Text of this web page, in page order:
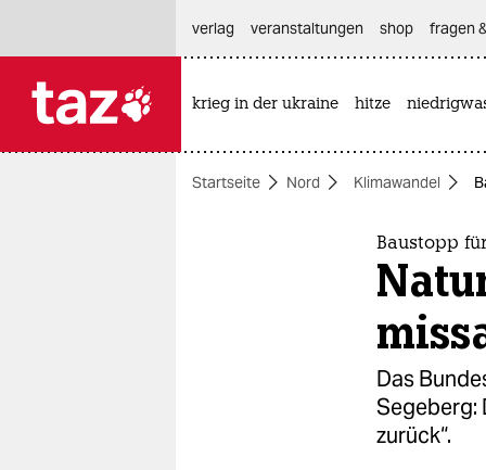
themen
verlag
veranstaltungen shop fragen
krieg in der ukraine hitze
Startseite Nord Klimawandel
Baustopp
Das
Segeberg:
zurück“.